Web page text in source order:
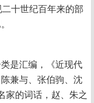
十世纪百年来的部
是汇编，《近现代
兼与、张伯驹、沈
家的词话，赵、朱之